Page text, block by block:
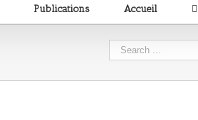
Publications Accueil